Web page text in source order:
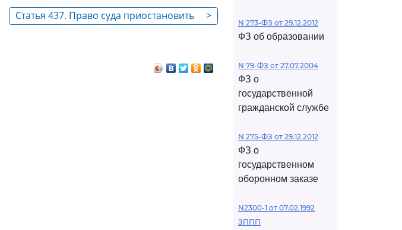
>
Статья 437. Право суда приостановить
N 273-ФЗ от 29.12.2012
ФЗ об образовании
N 79-ФЗ от 27.07.2004
ФЗ о
государственной
гражданской службе
N 275-ФЗ от 29.12.2012
ФЗ о
государственном
оборонном заказе
N2300-1 от 07.02.1992
ЗППП